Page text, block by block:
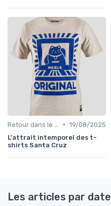
• 19/08/2025
L'attrait intemporel des t-
shirts Santa Cruz
Les articles par date